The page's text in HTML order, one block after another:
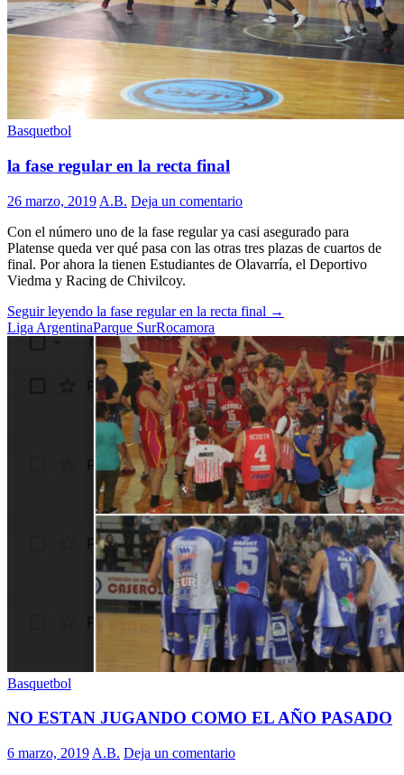
Basquetbol
la fase regular en la recta final
26 marzo, 2019 A.B. Deja un comentario
Con el número uno de la fase regular ya casi asegurado para
Platense queda ver qué pasa con las otras tres plazas de cuartos de
final. Por ahora la tienen Estudiantes de Olavarría, el Deportivo
Viedma y Racing de Chivilcoy.
Seguir leyendo la fase regular en la recta final →
Liga ArgentinaParque SurRocamora
Basquetbol
NO ESTAN JUGANDO COMO EL AÑO PASADO
6 marzo, 2019 A.B. Deja un comentario